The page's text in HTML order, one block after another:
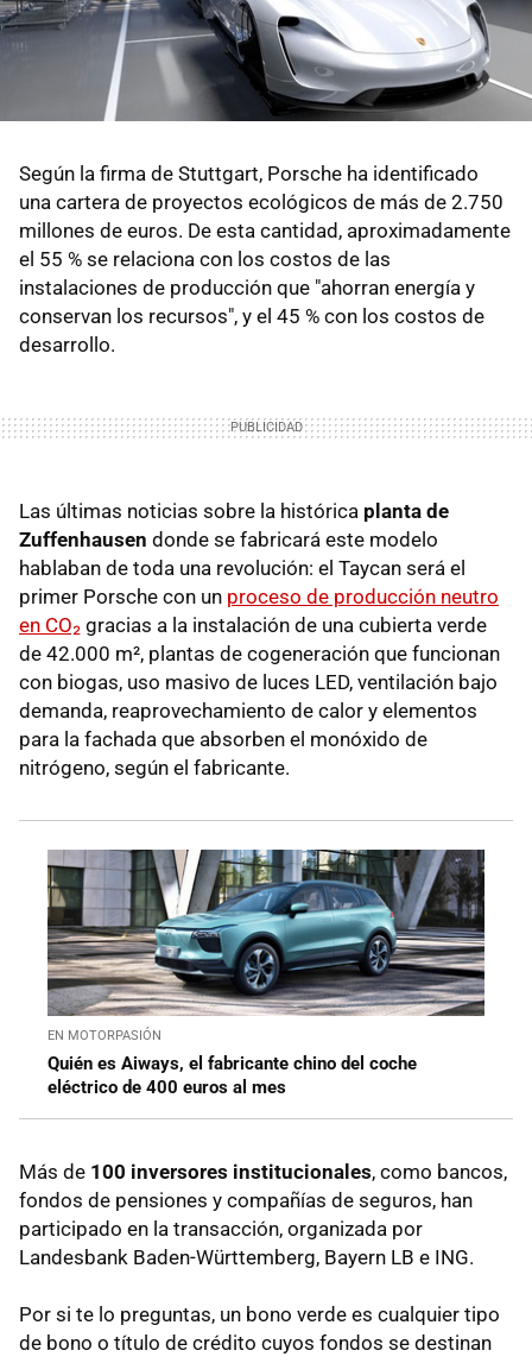
Según la firma de Stuttgart, Porsche ha identificado
una cartera de proyectos ecológicos de más de 2.750
millones de euros. De esta cantidad, aproximadamente
el 55 % se relaciona con los costos de las
instalaciones de producción que "ahorran energía y
conservan los recursos", y el 45 % con los costos de
desarrollo.
Las últimas noticias sobre la histórica planta de
Zuffenhausen donde se fabricará este modelo
hablaban de toda una revolución: el Taycan será el
primer Porsche con un proceso de producción neutro
en CO₂ gracias a la instalación de una cubierta verde
de 42.000 m², plantas de cogeneración que funcionan
con biogas, uso masivo de luces LED, ventilación bajo
demanda, reaprovechamiento de calor y elementos
para la fachada que absorben el monóxido de
nitrógeno, según el fabricante.
EN MOTORPASIÓN
Quién es Aiways, el fabricante chino del coche
eléctrico de 400 euros al mes
Más de 100 inversores institucionales, como bancos,
fondos de pensiones y compañías de seguros, han
participado en la transacción, organizada por
Landesbank Baden-Württemberg, Bayern LB e ING.
Por si te lo preguntas, un bono verde es cualquier tipo
de bono o título de crédito cuyos fondos se destinan